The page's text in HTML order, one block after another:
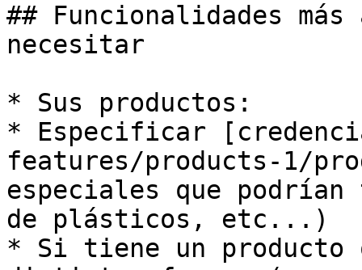
## Funcionalidades más
necesitar
* Sus productos:
* Especificar
features/products-1/
especiales que
de plásticos, etc...)
* Si tiene un producto